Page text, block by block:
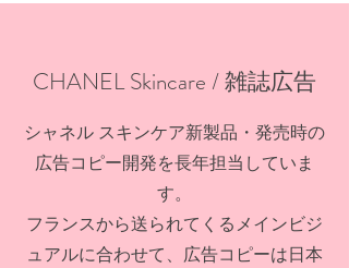
CHANEL Skincare / 雑誌広告
シャネル スキンケア新製品・発売時の
広告コピー開発を長年担当していま
す。
フランスから送られてくるメインビジ
ュアルに合わせて、広告コピーは日本